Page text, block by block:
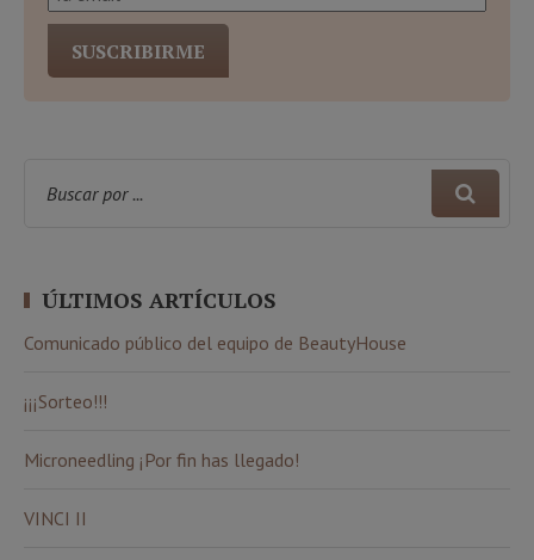
ÚLTIMOS ARTÍCULOS
Comunicado público del equipo de BeautyHouse
¡¡¡Sorteo!!!
Microneedling ¡Por fin has llegado!
VINCI II